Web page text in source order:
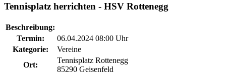
Tennisplatz herrichten - HSV Rottenegg
Beschreibung:
Termin:
06.04.2024 08:00 Uhr
Kategorie:
Vereine
Ort:
Tennisplatz Rottenegg
85290 Geisenfeld